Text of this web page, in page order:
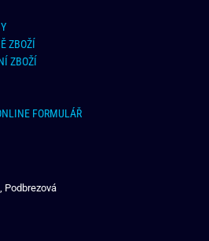
ZBOŽÍ
ZBOŽÍ
FORMULÁŘ
Podbrezová